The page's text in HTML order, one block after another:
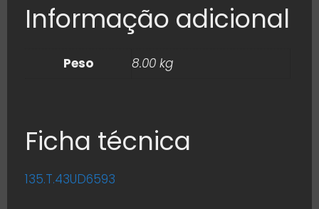
Informação adicional
Peso 8.00 kg
Ficha técnica
135.T.43UD6593